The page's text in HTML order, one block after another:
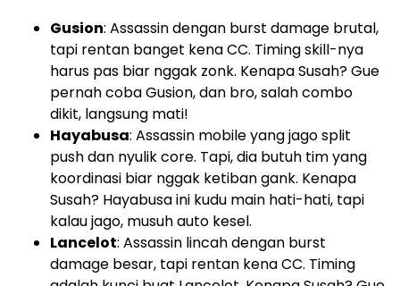
Gusion: Assassin dengan burst damage brutal,
tapi rentan banget kena CC. Timing skill-nya
harus pas biar nggak zonk. Kenapa Susah? Gue
pernah coba Gusion, dan bro, salah combo
dikit, langsung mati!
Hayabusa: Assassin mobile yang jago split
push dan nyulik core. Tapi, dia butuh tim yang
koordinasi biar nggak ketiban gank. Kenapa
Susah? Hayabusa ini kudu main hati-hati, tapi
kalau jago, musuh auto kesel.
Lancelot: Assassin lincah dengan burst
damage besar, tapi rentan kena CC. Timing